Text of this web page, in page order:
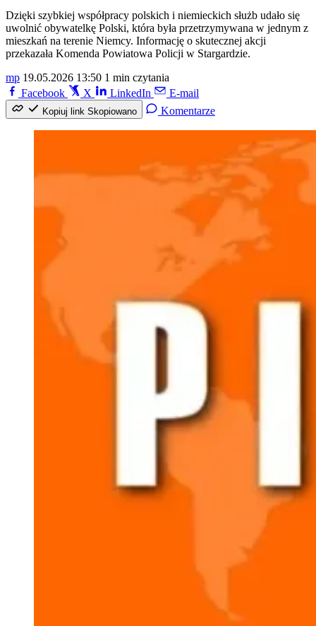
Dzięki szybkiej współpracy polskich i niemieckich służb udało się
uwolnić obywatelkę Polski, która była przetrzymywana w jednym z
mieszkań na terenie Niemcy. Informację o skutecznej akcji
przekazała Komenda Powiatowa Policji w Stargardzie.
mp 19.05.2026 13:50 1 min czytania
Facebook
X LinkedIn E-mail
Kopiuj link Skopiowano Komentarze